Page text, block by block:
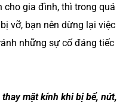
cho gia đình, thì trong quá
vỡ, bạn nên dừng lại việc
những sự cố đáng tiếc
mặt kính khi bị bể, nứt,